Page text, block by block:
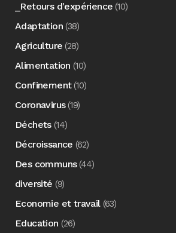
_Retours d'expérience (10)
Adaptation (38)
Agriculture (28)
Alimentation (10)
Confinement(10)
Coronavirus(19)
Déchets(14)
Décroissance (62)
Des communs(44)
diversité (9)
Economie et travail(63)
Education (26)